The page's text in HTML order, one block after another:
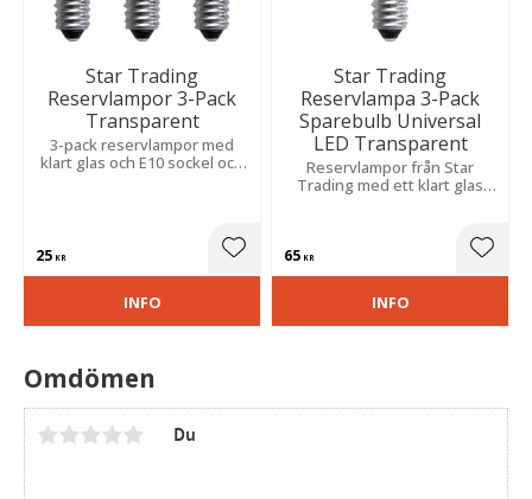
Omdömen
Du
Star Trading
Reservlampor 3-Pack
Transparent
3-pack reservlampor med
klart glas och E10 sockel och
25 KR Lägg till i favoriter
INFO
Star Trading
Reservlampa 3-Pack
Sparebulb Universal
LED Transparent
Reservlampor från Star
Trading med ett klart glas
till 4-10 armade ljusstakar.
65 KR
INFO